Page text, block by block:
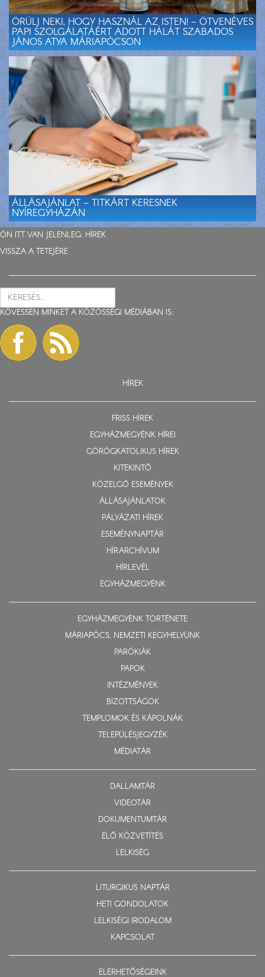
ÖRÜLJ NEKI, HOGY HASZNÁL AZ ISTEN! – ÖTVENÉVES
PAPI SZOLGÁLATÁÉRT ADOTT HÁLÁT SZABADOS
JÁNOS ATYA MÁRIAPÓCSON
ÁLLÁSAJÁNLAT – TITKÁRT KERESNEK
NYÍREGYHÁZÁN
ÖN ITT VAN JELENLEG: HÍREK
VISSZA A TETEJÉRE
KÖVESSEN MINKET A KÖZÖSSÉGI MÉDIÁBAN IS:
HÍREK
FRISS HÍREK
EGYHÁZMEGYÉNK HÍREI
GÖRÖGKATOLIKUS HÍREK
KITEKINTŐ
KÖZELGŐ ESEMÉNYEK
ÁLLÁSAJÁNLATOK
PÁLYÁZATI HÍREK
ESEMÉNYNAPTÁR
HÍRARCHÍVUM
HÍRLEVÉL
EGYHÁZMEGYÉNK
EGYHÁZMEGYÉNK TÖRTÉNETE
MÁRIAPÓCS, NEMZETI KEGYHELYÜNK
PARÓKIÁK
PAPOK
INTÉZMÉNYEK
BIZOTTSÁGOK
TEMPLOMOK ÉS KÁPOLNÁK
TELEPÜLÉSJEGYZÉK
MÉDIATÁR
DALLAMTÁR
VIDEOTÁR
DOKUMENTUMTÁR
ÉLŐ KÖZVETÍTÉS
LELKISÉG
LITURGIKUS NAPTÁR
HETI GONDOLATOK
LELKISÉGI IRODALOM
KAPCSOLAT
ELÉRHETŐSÉGEINK